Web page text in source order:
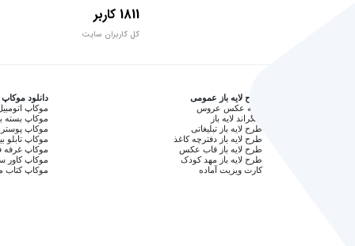
1811 کاربر
کل کاربران سایت
طرح لایه باز عمومی
آتلیه عکس عروس
بکگراند لایه باز
طرح لایه باز تبلیغاتی
طرح لایه باز دفترچه کاغذ
طرح لایه باز قاب عکس
طرح لایه باز مهد کودک
کارت ویزیت آماده
دانلود موکاپ
موکاپ
موکاپ بسته
موکاپ پوستر
موکاپ تابلو
موکاپ غرفه
موکاپ کاور
موکاپ کتاب